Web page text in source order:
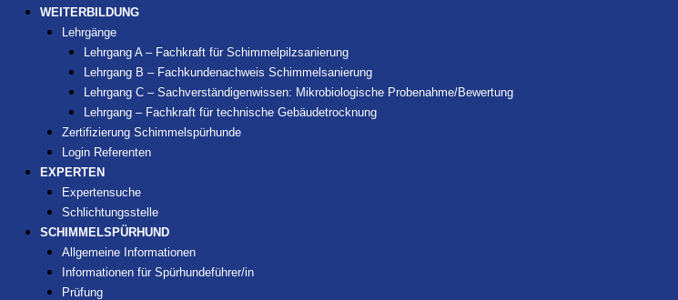
WEITERBILDUNG
Lehrgänge
Lehrgang A – Fachkraft für Schimmelpilzsanierung
Lehrgang B – Fachkundenachweis Schimmelsanierung
Lehrgang C – Sachverständigenwissen: Mikrobiologische Probenahme/Bewertung
Lehrgang – Fachkraft für technische Gebäudetrocknung
Zertifizierung Schimmelspürhunde
Login Referenten
EXPERTEN
Expertensuche
Schlichtungsstelle
SCHIMMELSPÜRHUND
Allgemeine Informationen
Informationen für Spürhundeführer/in
Prüfung